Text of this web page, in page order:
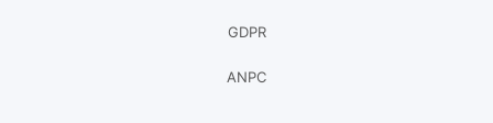
GDPR
ANPC